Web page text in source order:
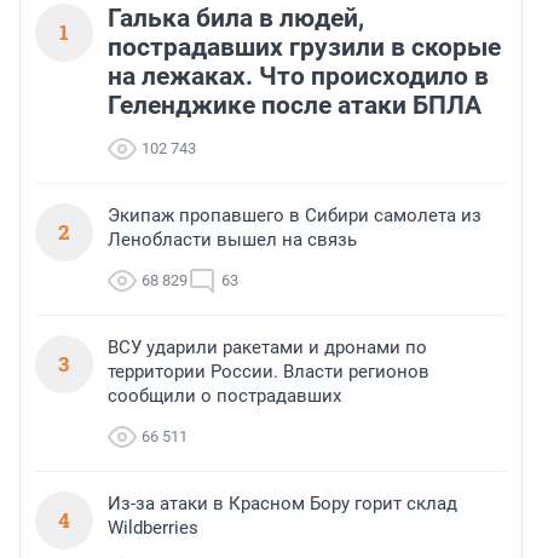
1
Галька била в людей,
пострадавших грузили в скорые
на лежаках. Что происходило в
Геленджике после атаки БПЛА
102 743
2
Экипаж пропавшего в Сибири самолета из
Ленобласти вышел на связь
68 829 63
3
ВСУ ударили ракетами и дронами по
территории России. Власти регионов
сообщили о пострадавших
66 511
4
Из-за атаки в Красном Бору горит склад
Wildberries